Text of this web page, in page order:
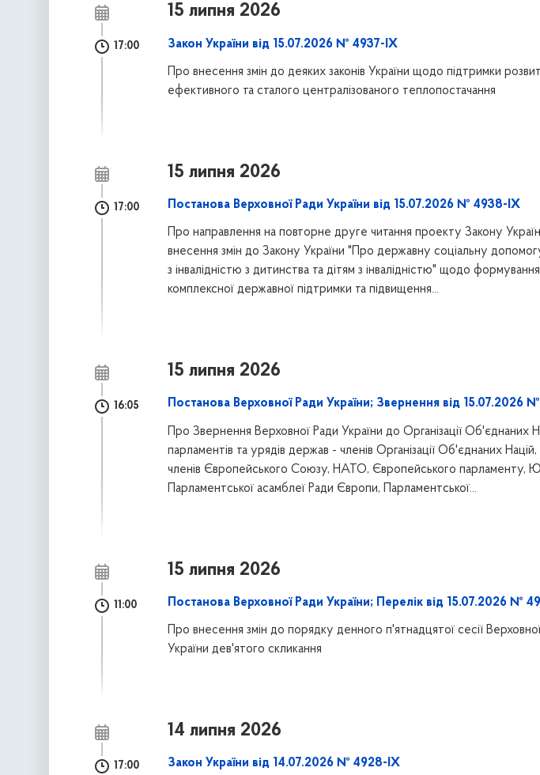
15 липня 2026
17:00 Закон України від 15.07.2026 № 4937-IX
Про внесення змін до деяких законів України щодо підтримки
ефективного та сталого централізованого теплопостачання
15 липня 2026
17:00 Постанова Верховної Ради України від 15.07.2026 № 4938-IX
Про направлення на повторне друге читання проекту Закону
внесення змін до Закону України "Про державну соціальну
з інвалідністю з дитинства та дітям з інвалідністю" щодо формування
комплексної державної підтримки та підвищення...
15 липня 2026
16:05 Постанова Верховної Ради України; Звернення від 15.07.2026
Про Звернення Верховної Ради України до Організації Об'єднаних
парламентів та урядів держав - членів Організації Об'єднаних
членів Європейського Союзу, НАТО, Європейського парламенту,
Парламентської асамблеї Ради Європи, Парламентської...
15 липня 2026
11:00 Постанова Верховної Ради України; Перелік від 15.07.2026 №
Про внесення змін до порядку денного п'ятнадцятої сесії
України дев'ятого скликання
14 липня 2026
17:00 Закон України від 14.07.2026 № 4928-IX